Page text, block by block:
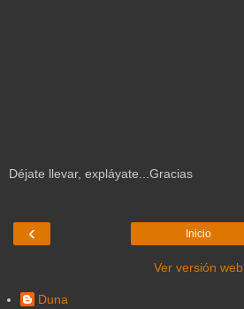
Déjate llevar, expláyate...Gracias
‹ Inicio
Ver versión web
Duna